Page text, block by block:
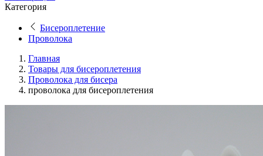
Категория
Бисероплетение
Проволока
Главная
Товары для бисероплетения
Проволока для бисера
проволока для бисероплетения